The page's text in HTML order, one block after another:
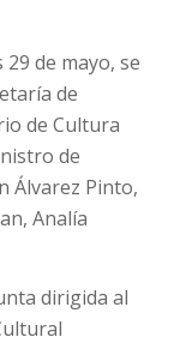
de mayo, se
de
de Cultura
de
Álvarez Pinto,
Analía
dirigida al